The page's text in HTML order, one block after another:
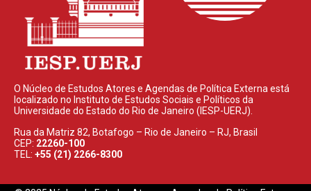
O Núcleo de Estudos Atores e Agendas de Política Externa está
localizado no Instituto de Estudos Sociais e Políticos da
Universidade do Estado do Rio de Janeiro (IESP-UERJ).
Rua da Matriz 82, Botafogo – Rio de Janeiro – RJ, Brasil
CEP: 22260-100
TEL: +55 (21) 2266-8300